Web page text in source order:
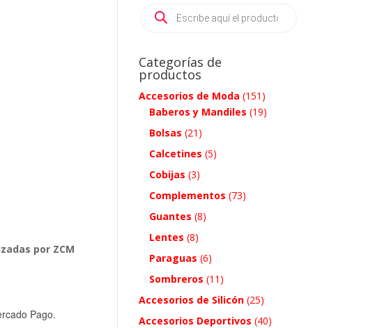
por ZCM
Pago.
Products
search
Categorías de
productos
Accesorios de Moda (151)
Baberos y Mandiles (19)
Bolsas (21)
Calcetines (5)
Cobijas (3)
Complementos (73)
Guantes (8)
Lentes (8)
Paraguas (6)
Sombreros (11)
Accesorios de Silicón (25)
Accesorios Deportivos (40)